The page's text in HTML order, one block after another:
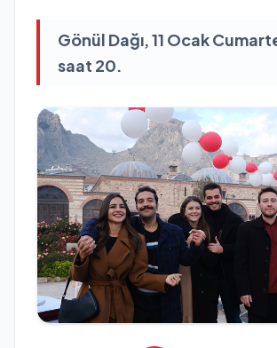
Gönül Dağı, 11 Ocak
saat 20.